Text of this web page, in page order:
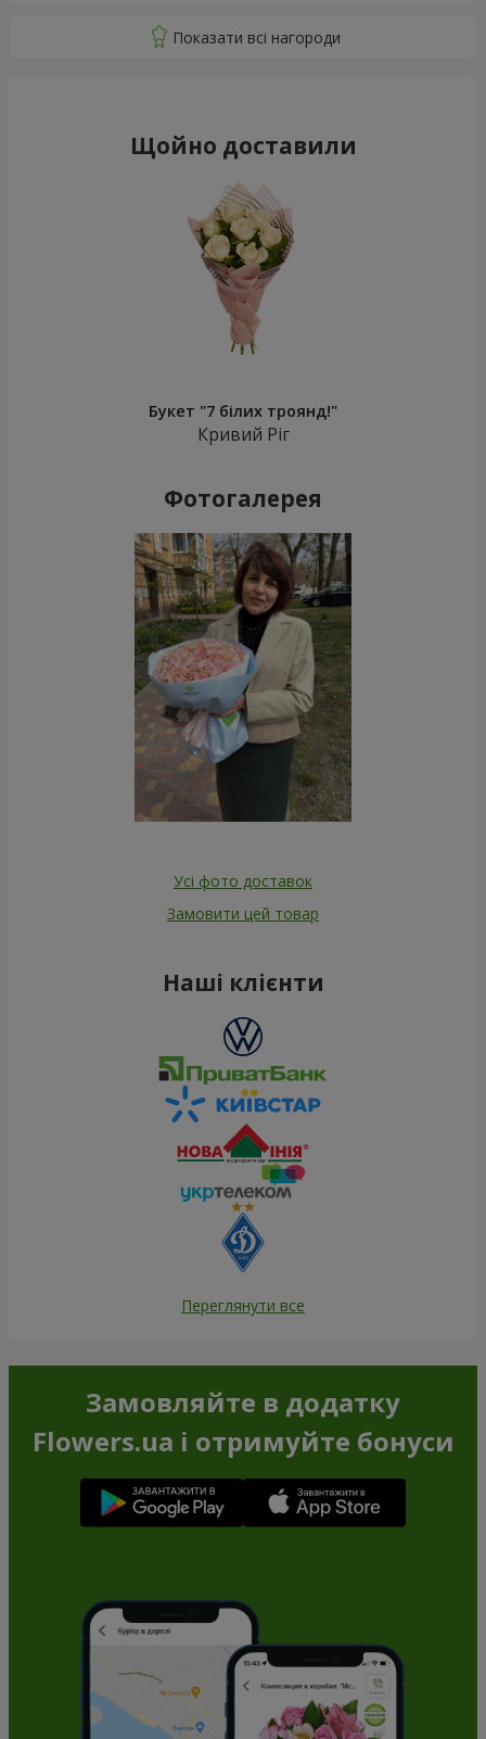
Щойно доставили
Букет "7 білих троянд!"
Кривий Ріг
Фотогалерея
Усі фото доставок
Замовити цей товар
Наші клієнти
Переглянути все
Замовляйте в додатку
Flowers.ua і отримуйте бонуси